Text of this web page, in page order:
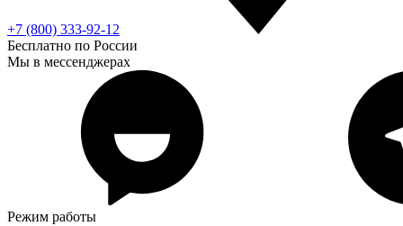
+7 (800) 333-92-12
Бесплатно по России
Мы в мессенджерах
Режим работы